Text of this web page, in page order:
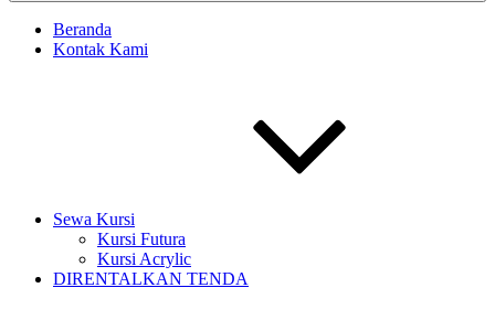
Beranda
Kontak Kami
Sewa Kursi
Kursi Futura
Kursi Acrylic
DIRENTALKAN TENDA